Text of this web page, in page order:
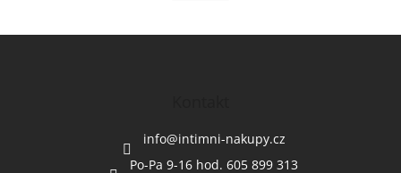
info@intimni-nakupy.cz
Po-Pa 9-16 hod. 605 899 313